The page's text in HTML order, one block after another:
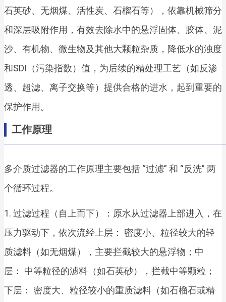
石英砂、无烟煤、活性炭、石榴石等），依靠机械筛分
和深层吸附作用，有效去除水中的悬浮固体、胶体、泥
沙、有机物、微生物及其他大颗粒杂质，降低水的浊度
和SDI（污染指数）值，为后续的精处理工艺（如反渗
透、超滤、离子交换等）提供合格的进水，起到重要的
保护作用。
工作原理
多介质过滤器的工作原理主要包括 “过滤” 和 “反洗” 两
个循环过程。
1. 过滤过程（自上而下）：原水从过滤器上部进入，在
压力驱动下，依次流经上层： 密度小、粒径较大的轻
质滤料（如无烟煤），主要拦截较大的悬浮物；中
层： 中等粒径的滤料（如石英砂），拦截中等颗粒；
下层： 密度大、粒径较小的重质滤料（如石榴石或精